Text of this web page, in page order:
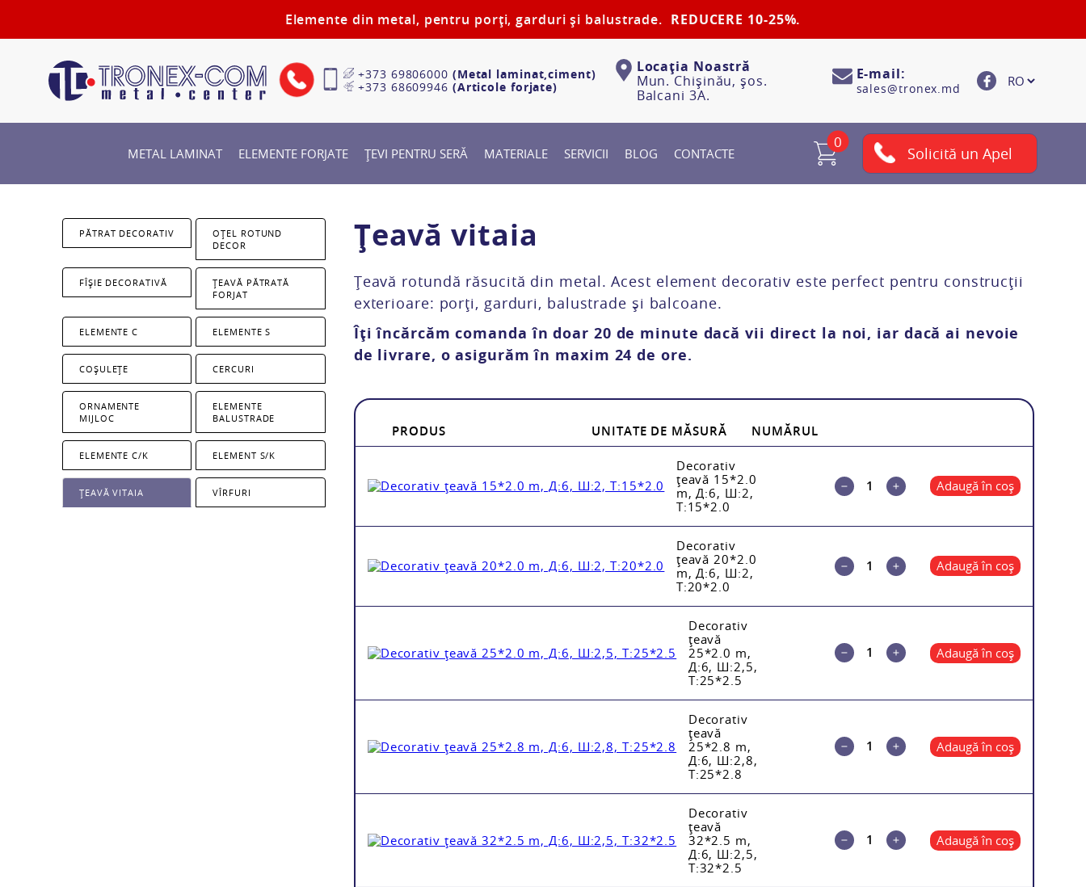
Elemente din metal, pentru porți, garduri și balustrade. REDUCERE 10-25%.
+373 69806000 (Metal laminat,ciment)
+373 68609946 (Articole forjate)
Locația Noastră
Mun. Chișinău, șos.
Balcani 3A.
E-mail:
sales@tronex.md
METAL LAMINAT ELEMENTE FORJATE ȚEVI PENTRU SERĂ MATERIALE SERVICII BLOG CONTACTE
0
Solicită un Apel
PĂTRAT DECORATIV
OȚEL ROTUND
DECOR
FÎȘIE DECORATIVĂ
ȚEAVĂ PĂTRATĂ
FORJAT
ELEMENTE C ELEMENTE S
COȘULEȚE CERCURI
ORNAMENTE
MIJLOC
ELEMENTE
BALUSTRADE
ELEMENTE C/K ELEMENT S/K
ȚEAVĂ VITAIA VÎRFURI
Țeavă vitaia
Țeavă rotundă răsucită din metal. Acest element decorativ este perfect pentru construcții
exterioare: porți, garduri, balustrade și balcoane.
Îți încărcăm comanda în doar 20 de minute dacă vii direct la noi, iar dacă ai nevoie
de livrare, o asigurăm în maxim 24 de ore.
PRODUS UNITATE DE MĂSURĂ NUMĂRUL
Decorativ
țeavă 15*2.0
m, Д:6, Ш:2,
Т:15*2.0
Adaugă în coș
Decorativ
țeavă 20*2.0
m, Д:6, Ш:2,
Т:20*2.0
Adaugă în coș
Decorativ
țeavă
25*2.0 m,
Д:6, Ш:2,5,
Т:25*2.5
Adaugă în coș
Decorativ
țeavă
25*2.8 m,
Д:6, Ш:2,8,
Т:25*2.8
Adaugă în coș
Decorativ
țeavă
32*2.5 m,
Д:6, Ш:2,5,
Т:32*2.5
Adaugă în coș